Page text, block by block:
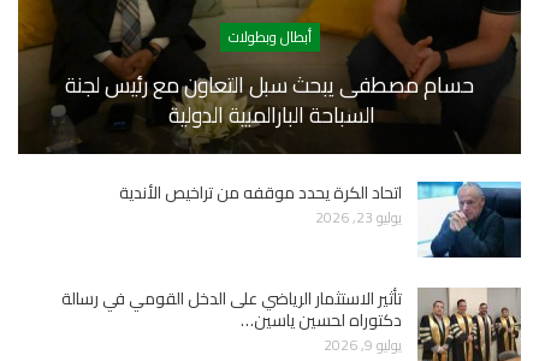
أبطال وبطولات
حسام مصطفى يبحث سبل التعاون مع رئيس لجنة
السباحة البارالمبية الدولية
اتحاد الكرة يحدد موقفه من تراخيص الأندية
يوليو 23, 2026
تأثير الاستثمار الرياضي على الدخل القومي في رسالة
دكتوراه لحسين ياسين…
يوليو 9, 2026